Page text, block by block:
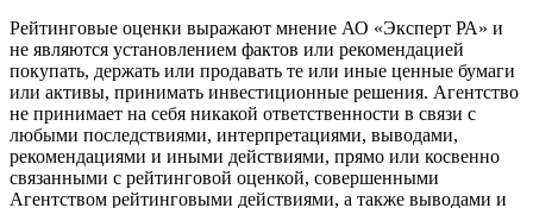
Рейтинговые оценки выражают мнение АО «Эксперт РА» и
не являются установлением фактов или рекомендацией
покупать, держать или продавать те или иные ценные бумаги
или активы, принимать инвестиционные решения. Агентство
не принимает на себя никакой ответственности в связи с
любыми последствиями, интерпретациями, выводами,
рекомендациями и иными действиями, прямо или косвенно
связанными с рейтинговой оценкой, совершенными
Агентством рейтинговыми действиями, а также выводами и